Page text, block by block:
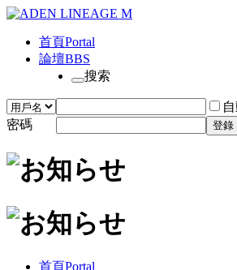
首頁Portal
論壇BBS
搜索
密碼
登錄
首頁Portal